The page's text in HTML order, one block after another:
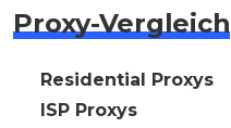
Proxy-Vergleich
🇩🇪 Residential Proxys
🇩🇪 ISP Proxys